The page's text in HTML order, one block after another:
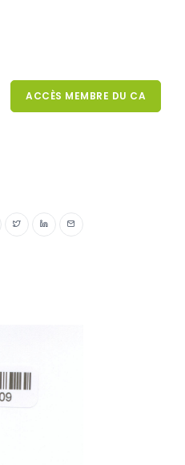
ACCÈS MEMBRE DU CA